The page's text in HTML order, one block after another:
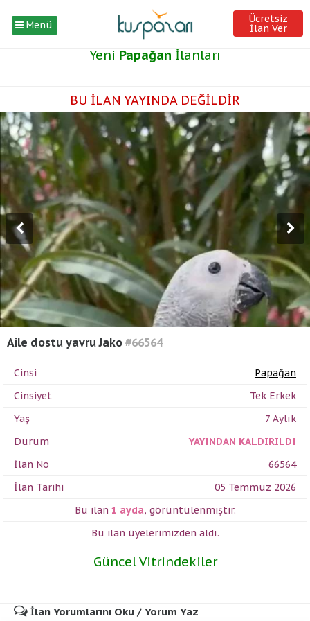
Menü Ücretsiz
İlan Ver
Yeni Papağan İlanları
BU İLAN YAYINDA DEĞİLDİR
Aile dostu yavru Jako #66564
Cinsi
Papağan
Cinsiyet
Tek Erkek
Yaş
7 Aylık
Durum
YAYINDAN KALDIRILDI
İlan No
66564
İlan Tarihi
05 Temmuz 2026
Bu ilan 1 ayda, görüntülenmiştir.
Bu ilan üyelerimizden aldı.
Güncel Vitrindekiler
İlan Yorumlarını Oku / Yorum Yaz